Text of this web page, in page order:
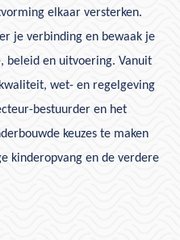
elkaar versterken.
je verbinding en bewaak je
beleid en uitvoering. Vanuit
wet- en regelgeving
bestuurder en het
keuzes te maken
kinderopvang en de verdere